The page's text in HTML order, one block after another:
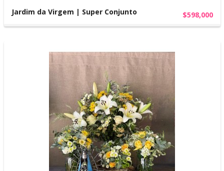
Jardim da Virgem | Super Conjunto $598,000